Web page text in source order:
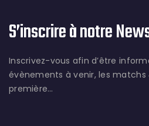
S’inscrire à notre
Inscrivez-vous afin d’être
évènements à venir, les
première…